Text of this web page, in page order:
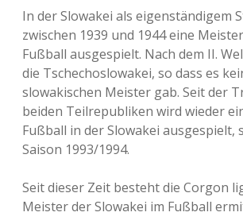
In der Slowakei als eigenständigem
zwischen 1939 und 1944 eine
Fußball ausgespielt. Nach dem II.
die Tschechoslowakei, so dass es
slowakischen Meister gab. Seit der
beiden Teilrepubliken wird wieder
Fußball in der Slowakei ausgespielt,
Saison 1993/1994.
Seit dieser Zeit besteht die Corgon
Meister der Slowakei im Fußball